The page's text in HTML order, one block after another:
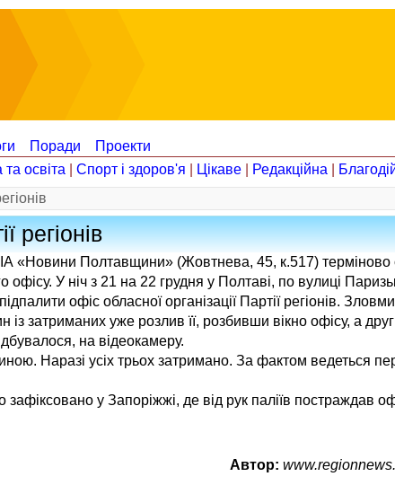
Поради
Проекти
та освіта Спорт і здоров'я Цікаве Редакційна
регіонів
ІА «Новини Полтавщини» (Жовтнева, 45, к.517) терміново
У ніч з 21 на 22 грудня у Полтаві, по вулиці
офіс обласної організації Партії регіонів.
затриманих уже розлив її, розбивши вікно офісу, а
на відеокамеру.
Наразі усіх трьох затримано. За фактом ведеться
у Запоріжжі, де від рук паліїв постраждав
Автор: